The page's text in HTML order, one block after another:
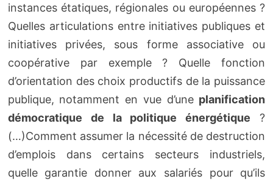
instances étatiques, régionales ou européennes ?
Quelles articulations entre initiatives publiques et
initiatives privées, sous forme associative ou
coopérative par exemple ? Quelle fonction
d’orientation des choix productifs de la puissance
publique, notamment en vue d’une planification
démocratique de la politique énergétique ?
(…)Comment assumer la nécessité de destruction
d’emplois dans certains secteurs industriels,
quelle garantie donner aux salariés pour qu’ils